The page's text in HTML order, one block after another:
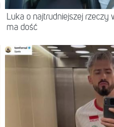
Luka o najtrudniejszej rzeczy
ma dość